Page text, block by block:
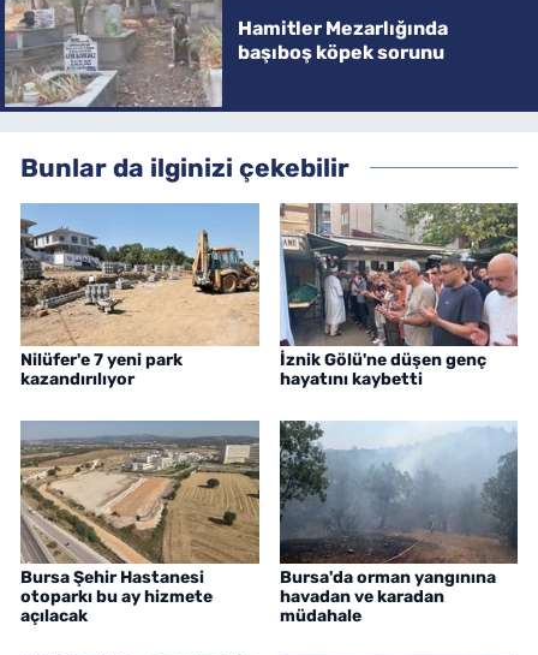
Hamitler Mezarlığında
başıboş köpek sorunu
Bunlar da ilginizi çekebilir
Nilüfer'e 7 yeni park
kazandırılıyor
İznik Gölü'ne düşen genç
hayatını kaybetti
Bursa Şehir Hastanesi
otoparkı bu ay hizmete
açılacak
Bursa'da orman yangınına
havadan ve karadan
müdahale